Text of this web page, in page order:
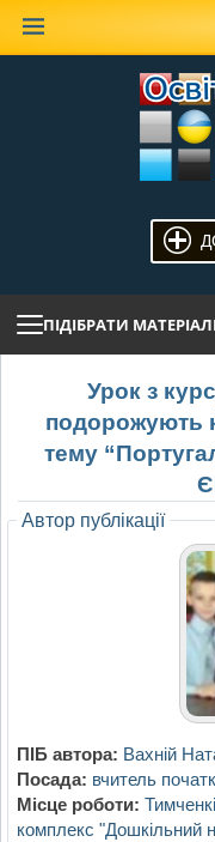
ПІДІБРАТИ
Урок з
подорожують
тему
Автор публікації
ПІБ автора: Вахній
Посада: вчитель
Місце роботи:
комплекс "Дошкільний